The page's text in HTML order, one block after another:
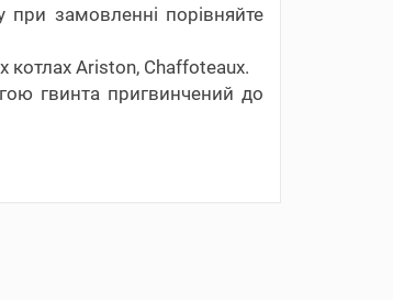
при замовленні порівняйте
котлах Ariston, Chaffoteaux.
гвинта пригвинчений до